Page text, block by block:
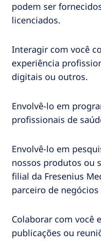
podem ser
licenciados.
Interagir com você
experiência
digitais ou outros.
Envolvê-lo em
profissionais de
Envolvê-lo em
nossos produtos ou
filial da Fresenius
parceiro de
Colaborar com você
publicações ou